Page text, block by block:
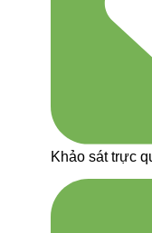
Khảo sát trực